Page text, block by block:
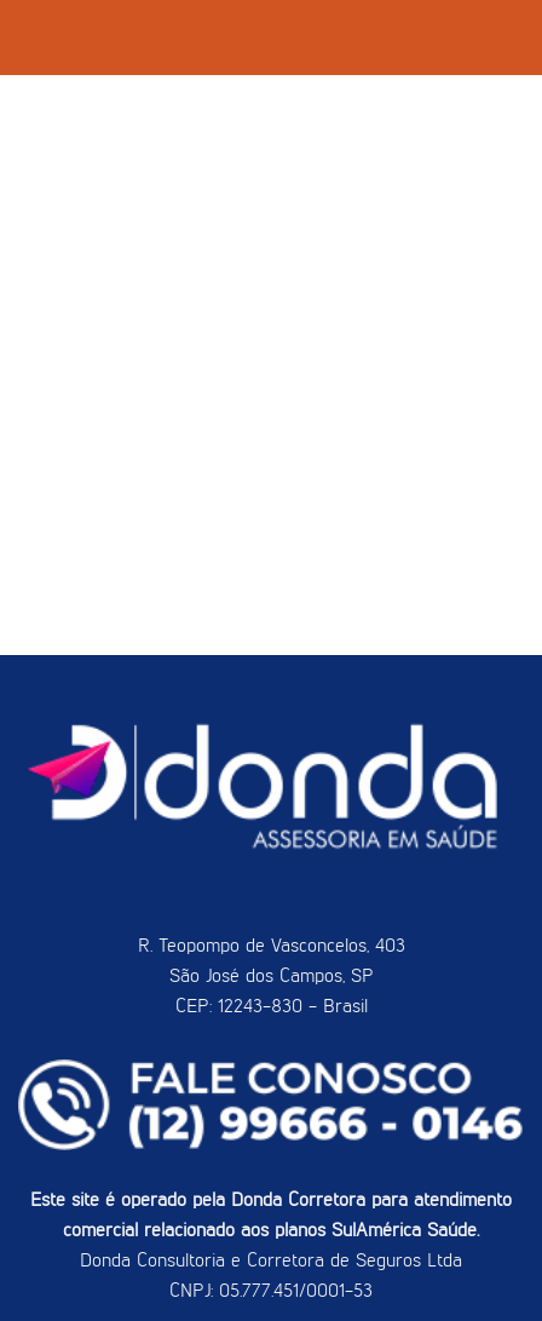
R. Teopompo de Vasconcelos, 403
São José dos Campos, SP
CEP: 12243-830 - Brasil
Este site é operado pela Donda Corretora para atendimento
comercial relacionado aos planos SulAmérica Saúde.
Donda Consultoria e Corretora de Seguros Ltda
CNPJ: 05.777.451/0001-53